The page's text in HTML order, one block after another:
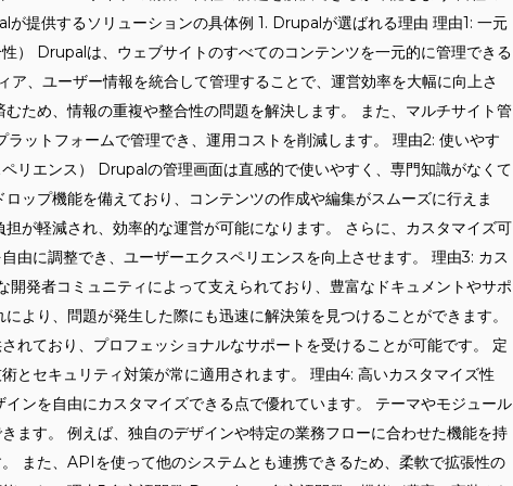
提供するソリューションの具体例 1. Drupalが選ばれる理由 理由1: 一元
） Drupalは、ウェブサイトのすべてのコンテンツを一元的に管理できる
、ユーザー情報を統合して管理することで、運営効率を大幅に向上さ
ため、情報の重複や整合性の問題を解決します。 また、マルチサイト管
ットフォームで管理でき、運用コストを削減します。 理由2: 使いやす
リエンス） Drupalの管理画面は直感的で使いやすく、専門知識がなくて
ップ機能を備えており、コンテンツの作成や編集がスムーズに行えま
が軽減され、効率的な運営が可能になります。 さらに、カスタマイズ可
由に調整でき、ユーザーエクスペリエンスを向上させます。 理由3: カス
発者コミュニティによって支えられており、豊富なドキュメントやサポ
より、問題が発生した際にも迅速に解決策を見つけることができます。
れており、プロフェッショナルなサポートを受けることが可能です。 定
とセキュリティ対策が常に適用されます。 理由4: 高いカスタマイズ性
ンを自由にカスタマイズできる点で優れています。 テーマやモジュール
ます。 例えば、独自のデザインや特定の業務フローに合わせた機能を持
また、APIを使って他のシステムとも連携できるため、柔軟で拡張性の